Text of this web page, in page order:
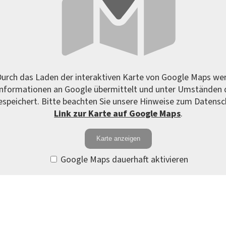
das Laden der interaktiven Karte von Google Maps
an Google übermittelt und unter Umständen
Bitte beachten Sie unsere Hinweise zum
Link zur Karte auf Google Maps.
Karte anzeigen
Google Maps dauerhaft aktivieren